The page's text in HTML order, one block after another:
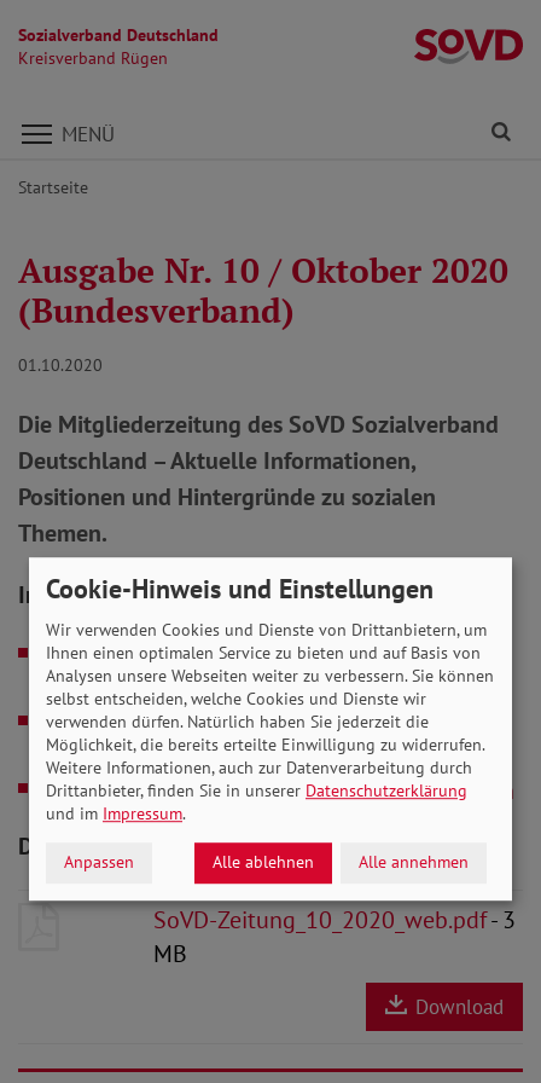
Sozialverband Deutschland
Kreisverband Rügen
Direkt zu den Inhalten springen
MENÜ
Startseite
Ausgabe Nr. 10 / Oktober 2020
(Bundesverband)
01.10.2020
Die Mitgliederzeitung des SoVD Sozialverband
Deutschland – Aktuelle Informationen,
Positionen und Hintergründe zu sozialen
Themen.
In Verbindung stehende Artikel
20.10.2020Mit Handicap studieren in Zeiten
von Corona
20.10.2020Helfer auf vier Pfoten für mehr
Freiheit
01.10.2020Pflege endlich gerecht finanzieren
Downloads zum Artikel
SoVD-Zeitung_10_2020_web.pdf- 3
MB
Download
Cookie-Hinweis und Einstellungen
Wir verwenden Cookies und Dienste von Drittanbietern, um
Ihnen einen optimalen Service zu bieten und auf Basis von
Analysen unsere Webseiten weiter zu verbessern. Sie können
selbst entscheiden, welche Cookies und Dienste wir
verwenden dürfen. Natürlich haben Sie jederzeit die
Möglichkeit, die bereits erteilte Einwilligung zu widerrufen.
Weitere Informationen, auch zur Datenverarbeitung durch
Drittanbieter, finden Sie in unserer Datenschutzerklärung
und im Impressum.
Anpassen Alle ablehnen Alle annehmen